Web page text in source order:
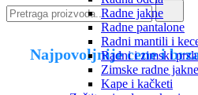
Radne jakne
Radne pantalone
Radni mantili i
Radni i zimski
Zimske radne jakne
Kape i kačketi
Najpovoljnije cene i